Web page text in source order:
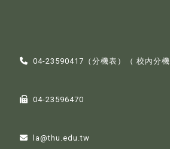
04-23590417（分機表 ）（ 校內分
04-23596470
la@thu.edu.tw